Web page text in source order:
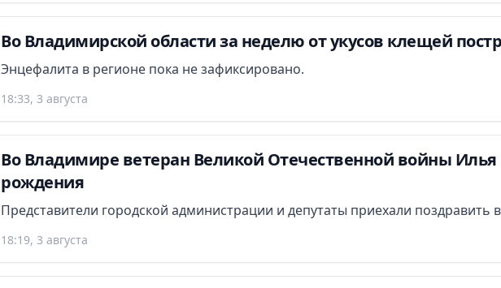
Во Владимирской области за неделю от укусов клещей
Энцефалита в регионе пока не зафиксировано.
18:33, 3 августа
Во Владимире ветеран Великой Отечественной войны
рождения
Представители городской администрации и депутаты приехали поздравить
18:19, 3 августа